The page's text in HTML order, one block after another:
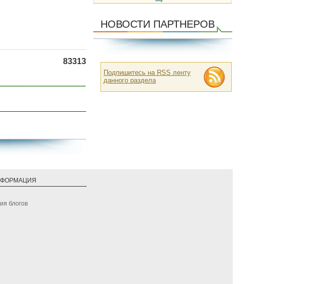
83313
НОВОСТИ ПАРТНЕРОВ
Подпишитесь на RSS ленту
данного раздела
блогов